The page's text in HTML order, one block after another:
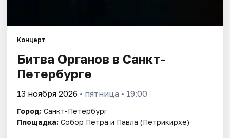
Концерт
Битва Органов в Санкт-
Петербурге
13 ноября 2026 • пятница • 19:00
Город: Санкт-Петербург
Площадка: Собор Петра и Павла (Петрикирхе)